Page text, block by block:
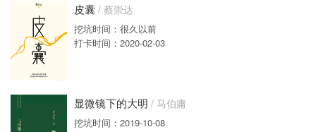
皮囊 / 蔡崇达
挖坑时间：很久以前
打卡时间：2020-02-03
显微镜下的大明 / 马伯庸
挖坑时间：2019-10-08